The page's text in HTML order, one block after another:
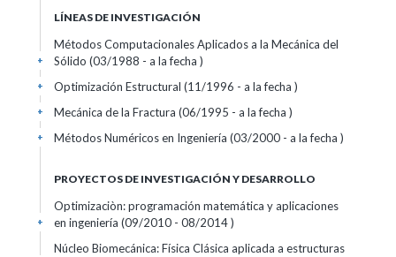
LÍNEAS DE INVESTIGACIÓN
Métodos Computacionales Aplicados a la Mecánica del
Sólido (03/1988 - a la fecha )
+
Optimización Estructural (11/1996 - a la fecha )
+
Mecánica de la Fractura (06/1995 - a la fecha )
+
Métodos Numéricos en Ingeniería (03/2000 - a la fecha )
+
PROYECTOS DE INVESTIGACIÓN Y DESARROLLO
Optimizaciòn: programación matemática y aplicaciones
en ingeniería (09/2010 - 08/2014 )
+
Núcleo Biomecánica: Física Clásica aplicada a estructuras